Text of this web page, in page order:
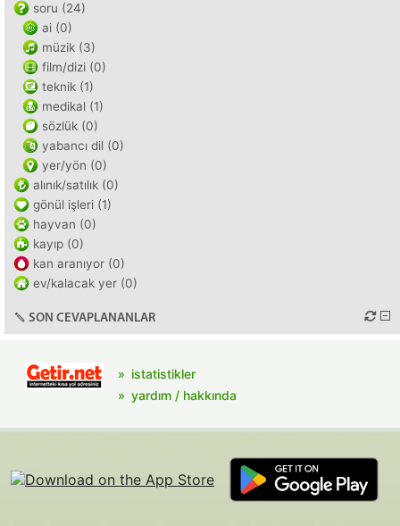
soru (24)
ai (0)
müzik (3)
film/dizi (0)
teknik (1)
medikal (1)
sözlük (0)
yabancı dil (0)
yer/yön (0)
alınık/satılık (0)
gönül işleri (1)
hayvan (0)
kayıp (0)
kan aranıyor (0)
ev/kalacak yer (0)
SON CEVAPLANANLAR
istatistikler
yardım / hakkında